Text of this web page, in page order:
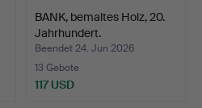
BANK, bemaltes Holz, 20.
Jahrhundert.
Beendet 24. Jun 2026
13 Gebote
117 USD